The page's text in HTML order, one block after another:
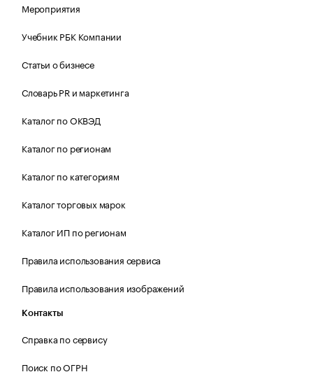
Мероприятия
Учебник РБК Компании
Статьи о бизнесе
Словарь PR и маркетинга
Каталог по ОКВЭД
Каталог по регионам
Каталог по категориям
Каталог торговых марок
Каталог ИП по регионам
Правила использования сервиса
Правила использования изображений
Контакты
Справка по сервису
Поиск по ОГРН